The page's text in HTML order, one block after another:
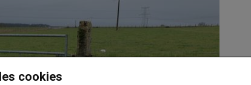
cookies